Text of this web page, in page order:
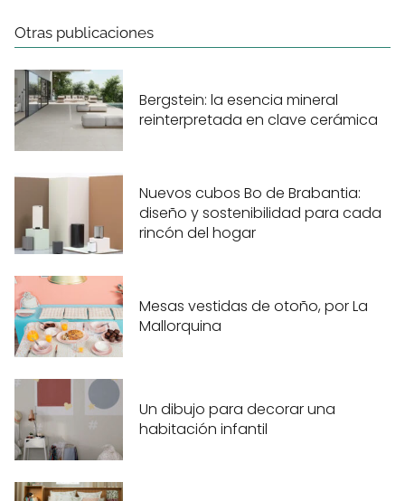
Otras publicaciones
Bergstein: la esencia mineral
reinterpretada en clave cerámica
Nuevos cubos Bo de Brabantia:
diseño y sostenibilidad para cada
rincón del hogar
Mesas vestidas de otoño, por La
Mallorquina
Un dibujo para decorar una
habitación infantil